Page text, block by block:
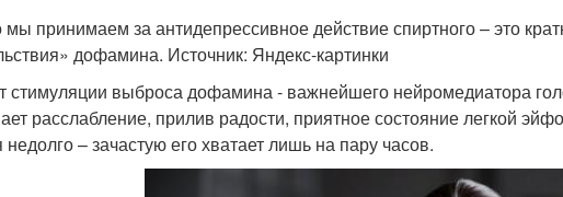
мы принимаем за антидепрессивное действие спиртного – это
дофамина. Источник: Яндекс-картинки
стимуляции выброса дофамина - важнейшего нейромедиатора
расслабление, прилив радости, приятное состояние легкой
недолго – зачастую его хватает лишь на пару часов.